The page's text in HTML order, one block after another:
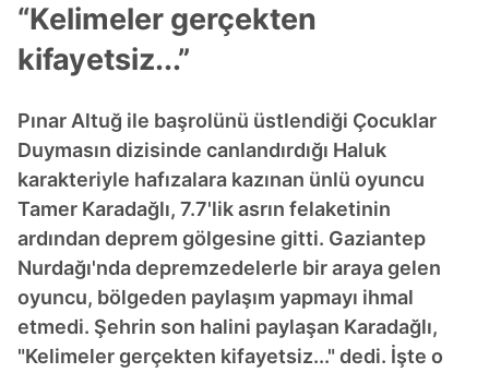
“Kelimeler gerçekten
kifayetsiz...”
Pınar Altuğ ile başrolünü üstlendiği Çocuklar
Duymasın dizisinde canlandırdığı Haluk
karakteriyle hafızalara kazınan ünlü oyuncu
Tamer Karadağlı, 7.7'lik asrın felaketinin
ardından deprem gölgesine gitti. Gaziantep
Nurdağı'nda depremzedelerle bir araya gelen
oyuncu, bölgeden paylaşım yapmayı ihmal
etmedi. Şehrin son halini paylaşan Karadağlı,
"Kelimeler gerçekten kifayetsiz..." dedi. İşte o